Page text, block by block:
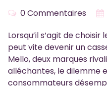
0 Commentaires
Lorsqu’il s’agit de
peut vite devenir un
Mello, deux marques
alléchantes, le dilemme
consommateurs